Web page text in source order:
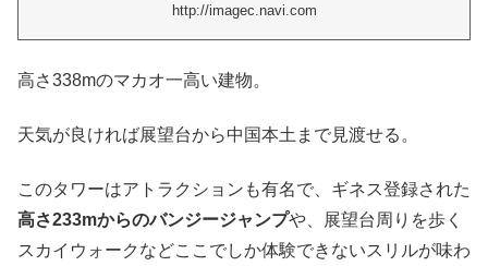
http://imagec.navi.com
高さ338mのマカオ一高い建物。
天気が良ければ展望台から中国本土まで見渡せる。
このタワーはアトラクションも有名で、ギネス登録された
高さ233mからのバンジージャンプや、展望台周りを歩く
スカイウォークなどここでしか体験できないスリルが味わ